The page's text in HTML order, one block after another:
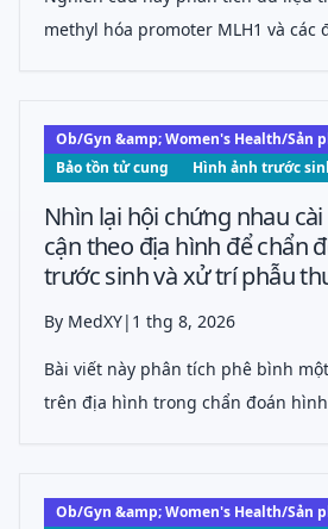
methyl hóa promoter MLH1 và các
tử cung thiếu hụt sửa chữa bắ
Ob/Gyn &amp; Women's Health/Sản
Bảo tồn tử cung
Hình ảnh trước
Nhìn lại hội chứng nhau
cận theo địa hình để chẩn
trước sinh và xử trí phẫu
By MedXY| 1 thg 8, 2026
Bài viết này phân tích phê bình
trên địa hình trong chẩn đoán
kế hoạch phẫu thuật và tối
Ob/Gyn &amp; Women's Health/Sản